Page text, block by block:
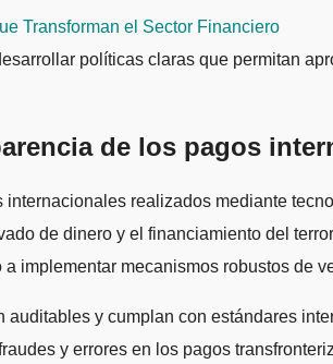
Transforman el Sector Financiero
políticas claras que permitan
de los pagos
internacionales realizados mediante
de dinero y el financiamiento del
implementar mecanismos robustos de
y cumplan con estándares
y errores en los pagos